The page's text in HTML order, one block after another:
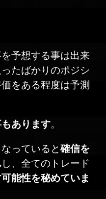
予想する事は出来
たばかりのポジシ
をある程度は予測
あります。
っていると確信を
し、全てのトレード
能性を秘めていま